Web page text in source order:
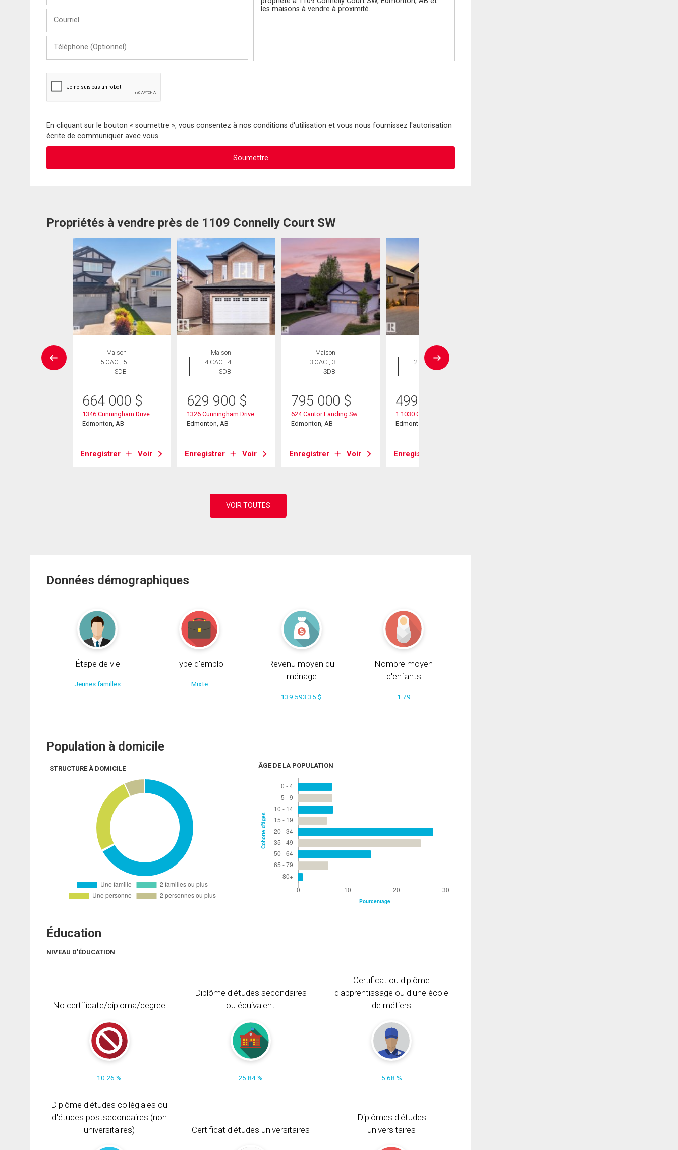
Nom
(Optionnel)
En cliquant sur le bouton « soumettre », vous consentez à nos conditions d'utilisation et vous nous fournissez l'autorisation
écrite de communiquer avec vous.
Propriétés à vendre près de 1109 Connelly Court SW
Maison
5 CAC , 5
SDB
664 000 $
1346 Cunningham Drive
Edmonton, AB
Enregistrer Voir
Maison
4 CAC , 4
SDB
629 900 $
1326 Cunningham Drive
Edmonton, AB
Enregistrer Voir
Maison
3 CAC , 3
SDB
795 000 $
624 Cantor Landing Sw
Edmonton, AB
Enregistrer Voir
Duplex
2 CAC , 3
SDB
499 900
1 1030 Connelly Way
Edmonton, AB
Enregistrer
Données démographiques
Étape de vie
Jeunes familles
Type d'emploi
Mixte
Revenu moyen du
ménage
139 593.35 $
Nombre moyen
d'enfants
1.79
Population à domicile
STRUCTURE À DOMICILE ÂGE DE LA POPULATION
Éducation
NIVEAU D'ÉDUCATION
No certificate/diploma/degree
10.26 %
Diplôme d'études secondaires
ou équivalent
25.84 %
Certificat ou diplôme
d'apprentissage ou d'une école
de métiers
5.68 %
Diplôme d'études collégiales ou
d'études postsecondaires (non
universitaires)
Certificat d'études universitaires
Diplômes d'études
universitaires